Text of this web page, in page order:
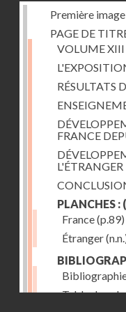
Première image
PAGE DE
VOLUME XIII
RÉSULTATS
FRANCE
PLANCHES :
France(p.89)
Étranger
Table des